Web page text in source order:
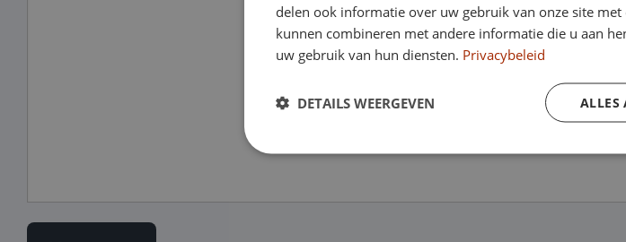
delen ook informatie over uw gebruik van onze site
kunnen combineren met andere informatie die u aan
uw gebruik van hun diensten. Privacybeleid
ALLES
DETAILS WEERGEVEN